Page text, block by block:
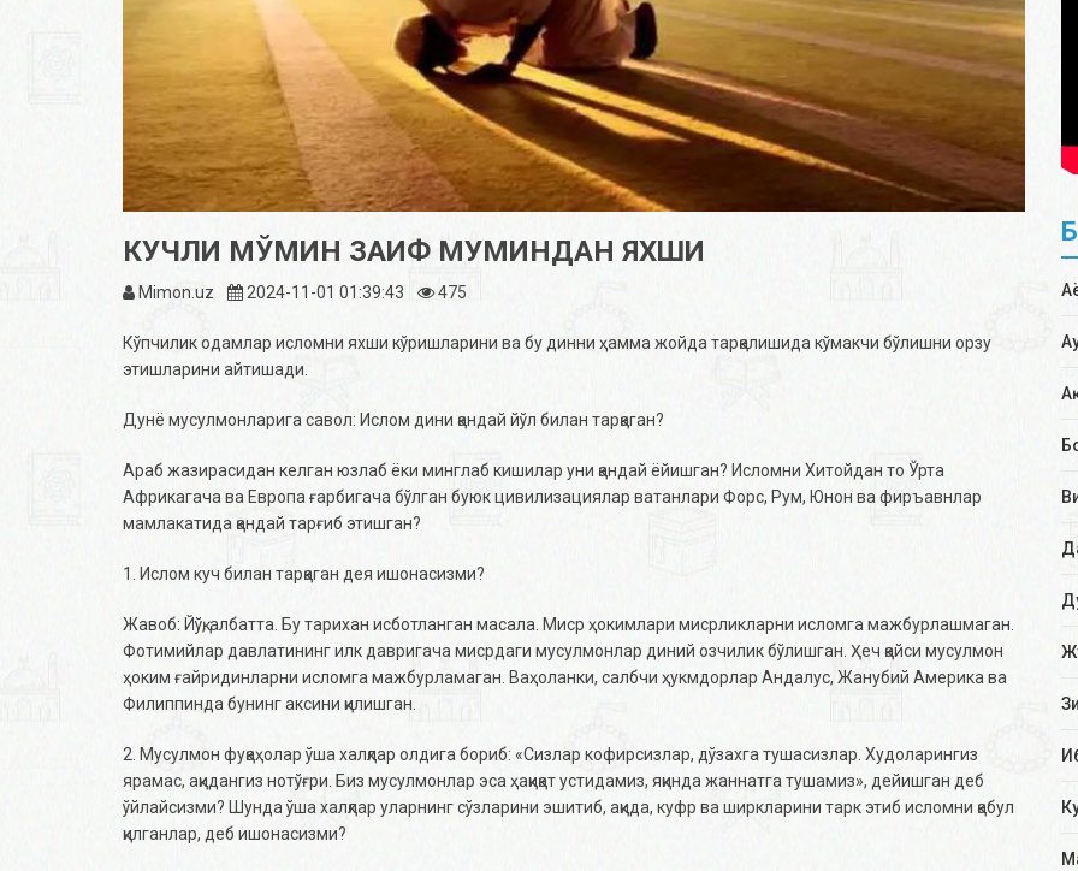
КУЧЛИ МЎМИН ЗАИФ МУМИНДАН ЯХШИ
Mimon.uz 2024-11-01 01:39:43 475
Кўпчилик одамлар исломни яхши кўришларини ва бу динни ҳамма жойда тарқалишида кўмакчи бўлишни орзу
этишларини айтишади.
Дунё мусулмонларига савол: Ислом дини қандай йўл билан тарқаган?
Араб жазирасидан келган юзлаб ёки минглаб кишилар уни қандай ёйишган? Исломни Хитойдан то Ўрта
Африкагача ва Европа ғарбигача бўлган буюк цивилизациялар ватанлари Форс, Рум, Юнон ва фиръавнлар
мамлакатида қандай тарғиб этишган?
1. Ислом куч билан тарқаган дея ишонасизми?
Жавоб: Йўқ, албатта. Бу тарихан исботланган масала. Миср ҳокимлари мисрликларни исломга мажбурлашмаган.
Фотимийлар давлатининг илк давригача мисрдаги мусулмонлар диний озчилик бўлишган. Ҳеч қайси мусулмон
ҳоким ғайридинларни исломга мажбурламаган. Ваҳоланки, салбчи ҳукмдорлар Андалус, Жанубий Америка ва
Филиппинда бунинг аксини қилишган.
2. Мусулмон фуқаҳолар ўша халқлар олдига бориб: «Сизлар кофирсизлар, дўзахга тушасизлар. Худоларингиз
ярамас, ақидангиз нотўғри. Биз мусулмонлар эса ҳақиқат устидамиз, яқинда жаннатга тушамиз», дейишган деб
ўйлайсизми? Шунда ўша халқлар уларнинг сўзларини эшитиб, ақида, куфр ва ширкларини тарк этиб исломни қабул
қилганлар, деб ишонасизми?